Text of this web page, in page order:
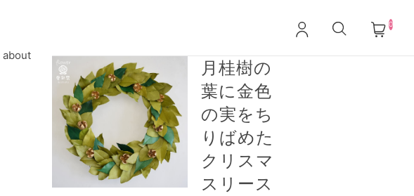
0
about
月桂樹の
葉に金色
の実をち
りばめた
クリスマ
スリース